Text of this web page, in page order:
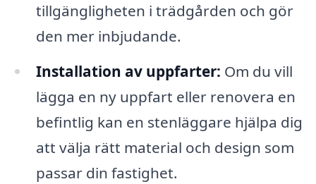
tillgängligheten i trädgården och gör
den mer inbjudande.
Installation av uppfarter: Om du vill
lägga en ny uppfart eller renovera en
befintlig kan en stenläggare hjälpa dig
att välja rätt material och design som
passar din fastighet.